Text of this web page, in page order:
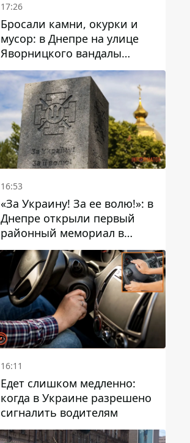
17:26
Бросали камни, окурки и
мусор: в Днепре на улице
Яворницкого вандалы
повредили питьевые
фонтаны
16:53
«За Украину! За ее волю!»: в
Днепре открыли первый
районный мемориал в
честь погибших
Защитников
16:11
Едет слишком медленно:
когда в Украине разрешено
сигналить водителям